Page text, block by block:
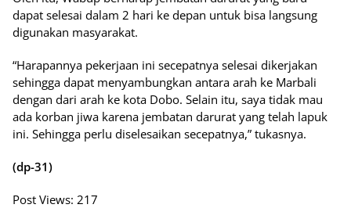
dapat selesai dalam 2 hari ke depan untuk bisa langsung
digunakan masyarakat.
“Harapannya pekerjaan ini secepatnya selesai dikerjakan
sehingga dapat menyambungkan antara arah ke Marbali
dengan dari arah ke kota Dobo. Selain itu, saya tidak mau
ada korban jiwa karena jembatan darurat yang telah lapuk
ini. Sehingga perlu diselesaikan secepatnya,” tukasnya.
(dp-31)
Post Views: 217